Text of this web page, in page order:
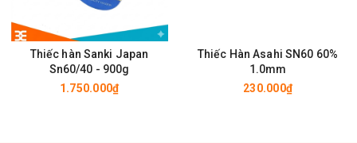
Linh kiện 3M:
Chất lượng thiếc hàn luôn được đảm bảo là tốt nhất khi
mua tại 3M.
Giá thiếc hàn xịn cạnh tranh nhất trên thị trường.
Thiếc hàn Sanki Japan
Sn60/40 - 900g
1.750.000₫
Thiếc Hàn Asahi SN60 60%
1.0mm
230.000₫